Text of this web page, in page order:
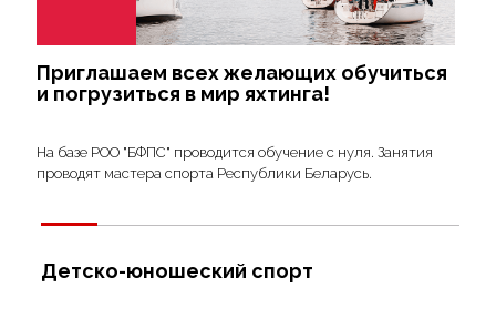
Приглашаем всех желающих обучиться
и погрузиться в мир яхтинга!
На базе РОО "БФПС" проводится обучение с нуля. Занятия
проводят мастера спорта Республики Беларусь.
Детско-юношеский спорт